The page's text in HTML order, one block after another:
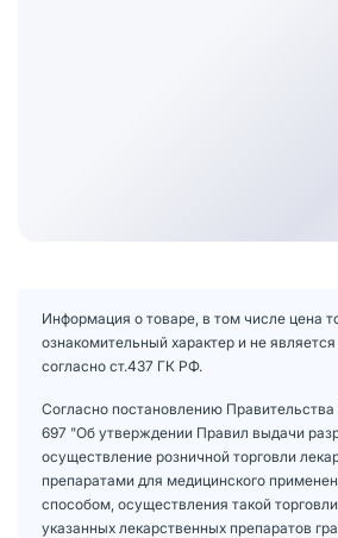
Информация о товаре, в том числе цена
ознакомительный характер и не
согласно ст.437 ГК РФ.
Согласно постановлению
697 "Об утверждении Правил выдачи
осуществление розничной торговли
препаратами для медицинского
способом, осуществления такой
указанных лекарственных препаратов